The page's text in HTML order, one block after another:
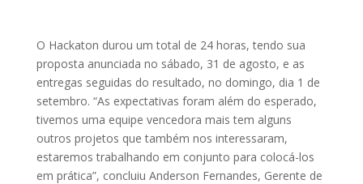
O Hackaton durou um total de 24 horas, tendo sua
proposta anunciada no sábado, 31 de agosto, e as
entregas seguidas do resultado, no domingo, dia 1 de
setembro. “As expectativas foram além do esperado,
tivemos uma equipe vencedora mais tem alguns
outros projetos que também nos interessaram,
estaremos trabalhando em conjunto para colocá-los
em prática”, concluiu Anderson Fernandes, Gerente de